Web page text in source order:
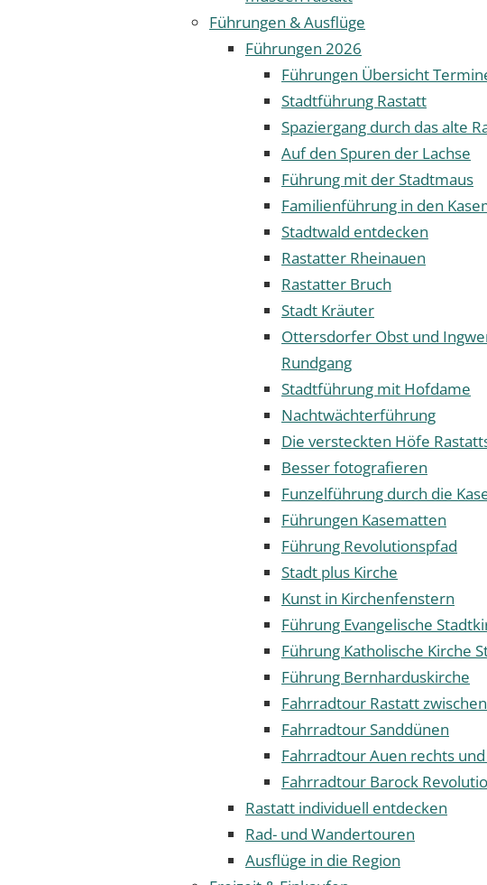
Führungen & Ausflüge
Führungen 2026
Führungen Übersicht
Stadtführung Rastatt
Spaziergang durch das alte
Auf den Spuren der Lachse
Führung mit der Stadtmaus
Familienführung in den
Stadtwald entdecken
Rastatter Rheinauen
Rastatter Bruch
Stadt Kräuter
Ottersdorfer Obst und
Rundgang
Stadtführung mit Hofdame
Nachtwächterführung
Die versteckten Höfe
Besser fotografieren
Funzelführung durch die
Führungen Kasematten
Führung Revolutionspfad
Stadt plus Kirche
Kunst in Kirchenfenstern
Führung Evangelische
Führung Katholische Kirche
Führung Bernharduskirche
Fahrradtour Rastatt
Fahrradtour Sanddünen
Fahrradtour Auen rechts
Fahrradtour Barock
Rastatt individuell entdecken
Rad- und Wandertouren
Ausflüge in die Region